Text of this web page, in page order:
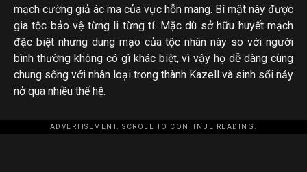
mạch cường giả ác ma của vực hỗn mang. Bí mật này được
gia tộc bảo vệ từng li từng tí. Mặc dù sở hữu huyết mạch
đặc biệt nhưng dung mạo của tộc nhân này so với người
bình thường không có gì khác biệt, vì vậy họ dễ dàng cùng
chung sống với nhân loại trong thành Kazell và sinh sổi nảy
nở qua nhiều thế hệ.
ADVERTISEMENT. SCROLL TO CONTINUE READING.